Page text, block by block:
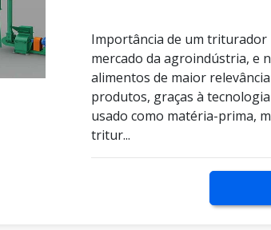
Importância de um
mercado da agroindústria, e
alimentos de maior
produtos, graças à
usado como matéria-prima,
tritur...